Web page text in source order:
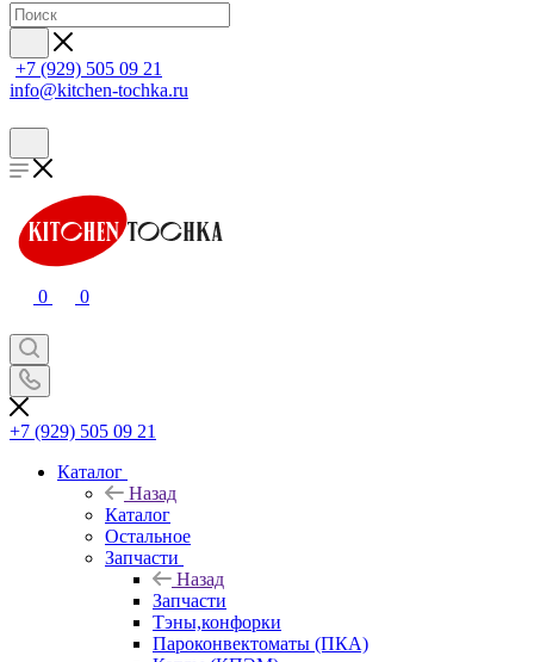
+7 (929) 505 09 21
info@kitchen-tochka.ru
0 0
+7 (929) 505 09 21
Каталог
Назад
Каталог
Остальное
Запчасти
Назад
Запчасти
Тэны,конфорки
Пароконвектоматы (ПКА)